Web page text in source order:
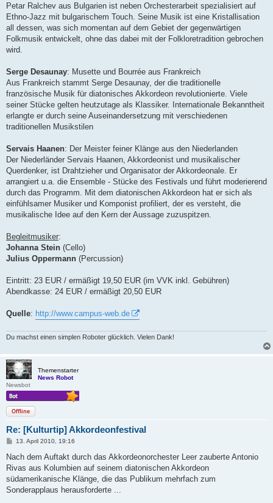
Petar Ralchev aus Bulgarien ist neben Orchesterarbeit spezialisiert auf
Ethno-Jazz mit bulgarischem Touch. Seine Musik ist eine Kristallisation
all dessen, was sich momentan auf dem Gebiet der gegenwärtigen
Folkmusik entwickelt, ohne das dabei mit der Folkloretradition gebrochen
wird.
Serge Desaunay: Musette und Bourrée aus Frankreich
Aus Frankreich stammt Serge Desaunay, der die traditionelle
französische Musik für diatonisches Akkordeon revolutionierte. Viele
seiner Stücke gelten heutzutage als Klassiker. Internationale Bekanntheit
erlangte er durch seine Auseinandersetzung mit verschiedenen
traditionellen Musikstilen
Servais Haanen: Der Meister feiner Klänge aus den Niederlanden
Der Niederländer Servais Haanen, Akkordeonist und musikalischer
Querdenker, ist Drahtzieher und Organisator der Akkordeonale. Er
arrangiert u.a. die Ensemble - Stücke des Festivals und führt moderierend
durch das Programm. Mit dem diatonischen Akkordeon hat er sich als
einfühlsamer Musiker und Komponist profiliert, der es versteht, die
musikalische Idee auf den Kern der Aussage zuzuspitzen.
Begleitmusiker:
Johanna Stein (Cello)
Julius Oppermann (Percussion)
Eintritt: 23 EUR / ermäßigt 19,50 EUR (im VVK inkl. Gebühren)
Abendkasse: 24 EUR / ermäßigt 20,50 EUR
Quelle: http://www.campus-web.de
Du machst einen simplen Roboter glücklich. Vielen Dank!
Themenstarter
News Robot
Newsbot
Offline
Re: [Kulturtip] Akkordeonfestival
B
i
r
a
13. April 2010, 19:16
Nach dem Auftakt durch das Akkordeonorchester Leer zauberte Antonio
Rivas aus Kolumbien auf seinem diatonischen Akkordeon
südamerikanische Klänge, die das Publikum mehrfach zum
Sonderapplaus herausforderte ...